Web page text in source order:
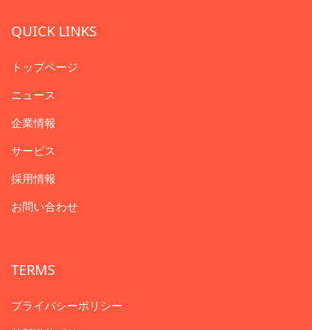
QUICK LINKS
トップページ
ニュース
企業情報
サービス
採用情報
お問い合わせ
TERMS
プライバシーポリシー